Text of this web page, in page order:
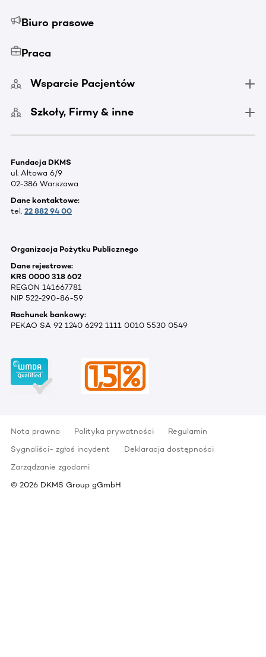
Biuro prasowe
Praca
Wsparcie Pacjentów
Szkoły, Firmy & inne
Fundacja DKMS
ul. Altowa 6/9
02-386 Warszawa
Dane kontaktowe:
tel. 22 882 94 00
Organizacja Pożytku Publicznego
Dane rejestrowe:
KRS 0000 318 602
REGON 141667781
NIP 522-290-86-59
Rachunek bankowy:
PEKAO SA 92 1240 6292 1111 0010 5530 0549
Nota prawna Polityka prywatności
Regulamin
Sygnaliści- zgłoś incydent
Deklaracja dostępności
Zarządzanie zgodami
© 2026 DKMS Group gGmbH